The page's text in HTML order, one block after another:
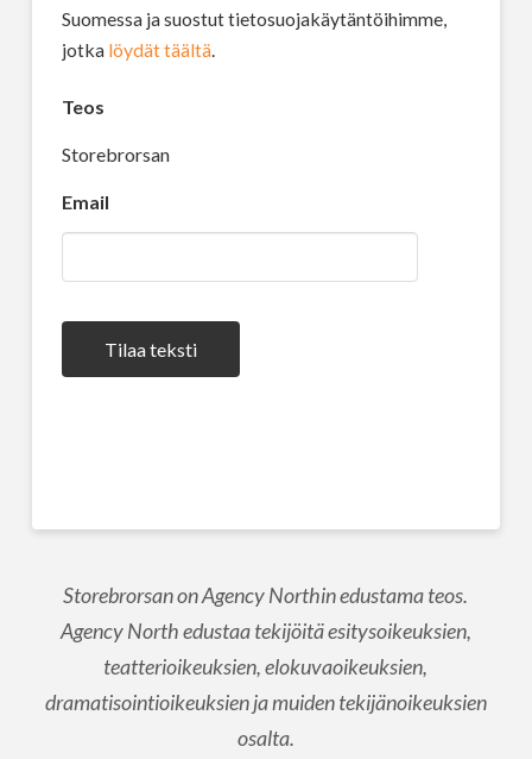
Suomessa ja suostut tietosuojakäytäntöihimme,
jotka löydät täältä.
Teos
Storebrorsan
Email
Tilaa teksti
Storebrorsan on Agency Northin edustama teos.
Agency North edustaa tekijöitä esitysoikeuksien,
teatterioikeuksien, elokuvaoikeuksien,
dramatisointioikeuksien ja muiden tekijänoikeuksien
osalta.